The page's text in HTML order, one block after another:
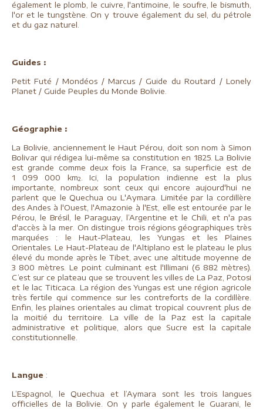
également le plomb, le cuivre, l'antimoine, le soufre, le bismuth,
l'or et le tungstène. On y trouve également du sel, du pétrole
et du gaz naturel.
Guides :
Petit Futé / Mondéos / Marcus / Guide du Routard / Lonely
Planet / Guide Peuples du Monde Bolivie.
Géographie :
La Bolivie, anciennement le Haut Pérou, doit son nom à Simon
Bolivar qui rédigea lui-même sa constitution en 1825. La Bolivie
est grande comme deux fois la France, sa superficie est de
1 099 000 km². Ici, la population indienne est la plus
importante, nombreux sont ceux qui encore aujourd'hui ne
parlent que le Quechua ou L'Aymara. Limitée par la cordillère
des Andes à l'Ouest, l'Amazonie à l'Est, elle est entourée par le
Pérou, le Brésil, le Paraguay, l’Argentine et le Chili, et n'a pas
d'accès à la mer. On distingue trois régions géographiques très
marquées : le Haut-Plateau, les Yungas et les Plaines
Orientales. Le Haut-Plateau de l'Altiplano est le plateau le plus
élevé du monde après le Tibet, avec une altitude moyenne de
3 800 mètres. Le point culminant est l'Illimani (6 882 mètres).
C’est sur ce plateau que se trouvent les villes de La Paz, Potosi
et le lac Titicaca. La région des Yungas est une région agricole
très fertile qui commence sur les contreforts de la cordillère.
Enfin, les plaines orientales au climat tropical couvrent plus de
la moitié du territoire. La ville de la Paz est la capitale
administrative et politique, alors que Sucre est la capitale
constitutionnelle.
Langue :
L’Espagnol, le Quechua et l’Aymara sont les trois langues
officielles de la Bolivie. On y parle également le Guarani, le